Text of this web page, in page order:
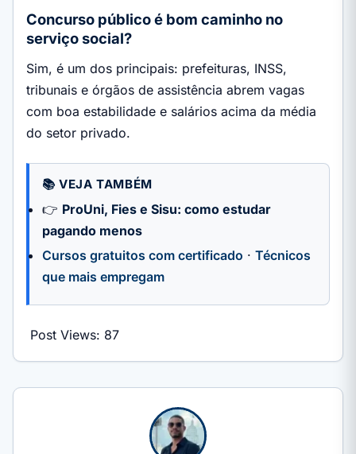
Concurso público é bom caminho no
serviço social?
Sim, é um dos principais: prefeituras, INSS,
tribunais e órgãos de assistência abrem vagas
com boa estabilidade e salários acima da média
do setor privado.
📚 VEJA TAMBÉM
👉 ProUni, Fies e Sisu: como estudar
pagando menos
Cursos gratuitos com certificado · Técnicos
que mais empregam
Post Views: 87